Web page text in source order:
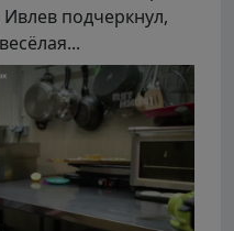
подчеркнул,